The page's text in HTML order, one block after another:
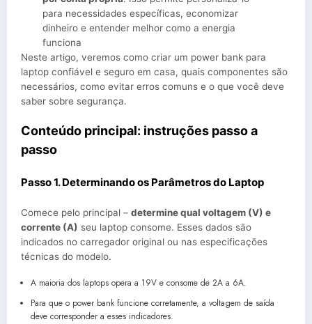
para necessidades específicas, economizar
dinheiro e entender melhor como a energia
funciona
Neste artigo, veremos como criar um power bank para
laptop confiável e seguro em casa, quais componentes são
necessários, como evitar erros comuns e o que você deve
saber sobre segurança.
Conteúdo principal: instruções passo a
passo
Passo 1. Determinando os Parâmetros do Laptop
Comece pelo principal – determine qual voltagem (V) e
corrente (A) seu laptop consome. Esses dados são
indicados no carregador original ou nas especificações
técnicas do modelo.
A maioria dos laptops opera a 19V e consome de 2A a 6A.
Para que o power bank funcione corretamente, a voltagem de saída
deve corresponder a esses indicadores.